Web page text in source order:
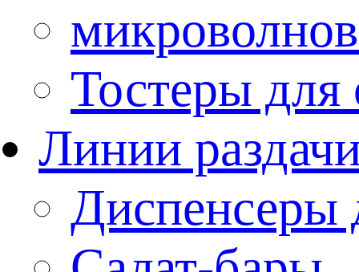
Тостеры
Линии
Диспенсеры